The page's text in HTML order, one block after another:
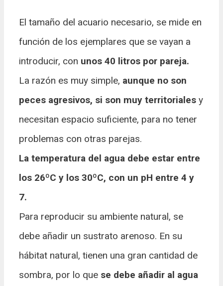
El tamaño del acuario necesario, se mide en
función de los ejemplares que se vayan a
introducir, con unos 40 litros por pareja.
La razón es muy simple, aunque no son
peces agresivos, si son muy territoriales y
necesitan espacio suficiente, para no tener
problemas con otras parejas.
La temperatura del agua debe estar entre
los 26ºC y los 30ºC, con un pH entre 4 y
7.
Para reproducir su ambiente natural, se
debe añadir un sustrato arenoso. En su
hábitat natural, tienen una gran cantidad de
sombra, por lo que se debe añadir al agua